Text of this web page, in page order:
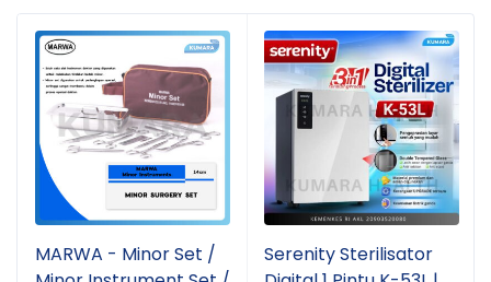
suhu tinggi hingga 125°Cuntuk membantu sterilisasi
alat berbahan logam, kaca, atau alat medis tahan
panas.
SERENITY K-103L memiliki kapasitas besar sekitar
108–110 literdengan desain kabinet vertikal 2 pintu
yang efisien dan elegan. Panel
touch control digital
memudahkan pengguna mengatur mode sterilisasi
dengan lebih praktis. Selain itu, produk ini dilengkapi
fitur keamanan seperti
alarm suara, serta sistem sterilisasi 360° untuk
MARWA - Minor Set /
Serenity Sterilisator